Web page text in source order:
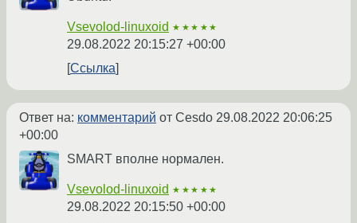
Vsevolod-linuxoid ★★★★★
29.08.2022 20:15:27 +00:00
Ссылка
Ответ на: комментарий от Cesdo 29.08.2022 20:06:25
+00:00
SMART вполне нормален.
Vsevolod-linuxoid ★★★★★
29.08.2022 20:15:50 +00:00